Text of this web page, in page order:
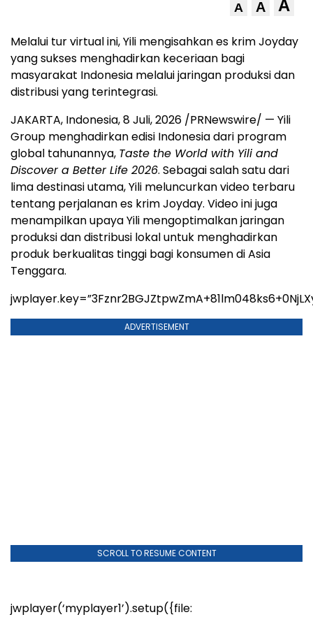
A A A
Melalui tur virtual ini, Yili mengisahkan es krim Joyday
yang sukses menghadirkan keceriaan bagi
masyarakat Indonesia melalui jaringan produksi dan
distribusi yang terintegrasi.
JAKARTA, Indonesia,8 Juli, 2026 /PRNewswire/ — Yili
Group menghadirkan edisi Indonesia dari program
global tahunannya, Taste the World with Yili and
Discover a Better Life 2026. Sebagai salah satu dari
lima destinasi utama, Yili meluncurkan video terbaru
tentang perjalanan es krim Joyday. Video ini juga
menampilkan upaya Yili mengoptimalkan jaringan
produksi dan distribusi lokal untuk menghadirkan
produk berkualitas tinggi bagi konsumen di Asia
Tenggara.
ADVERTISEMENT
SCROLL TO RESUME CONTENT
jwplayer(‘myplayer1’).setup({file: